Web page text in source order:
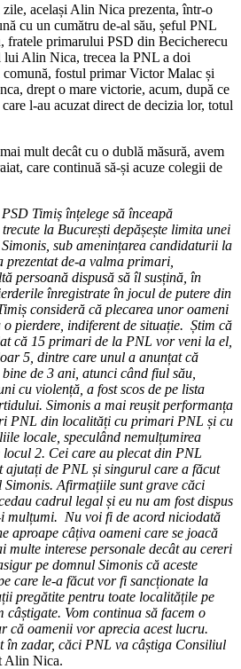
același Alin Nica prezenta, într-o
cu un cumătru de-al său, șeful PNL
fratele primarului PSD din Becicherecu
Alin Nica, trecea la PNL a doi
fostul primar Victor Malac și
drept o mare victorie, acum, după ce
l-au acuzat direct de decizia lor, totul
mult decât cu o dublă măsură, avem
care continuă să-și acuze colegii de
Timiș înțelege să înceapă
la București depășește limita unei
sub amenințarea candidaturii la
prezentat de-a valma primari,
persoană dispusă să îl susțină, în
înregistrate în jocul de putere din
consideră că plecarea unor oameni
pierdere, indiferent de situație. Știm că
că 15 primari de la PNL vor veni la el,
5, dintre care unul a anunțat că
de 3 ani, atunci când fiul său,
cu violență, a fost scos de pe lista
Simonis a mai reușit performanța
PNL din localități cu primari PNL și cu
locale, speculând nemulțumirea
2. Cei care au plecat din PNL
ajutați de PNL și singurul care a făcut
Simonis. Afirmațiile sunt grave căci
cadrul legal și eu nu am fost dispus
i mulțumi. Nu voi fi de acord niciodată
aproape câțiva oameni care se joacă
multe interese personale decât au cereri
pe domnul Simonis că aceste
care le-a făcut vor fi sancționate la
pregătite pentru toate localitățile pe
câștigate. Vom continua să facem o
că oamenii vor aprecia acest lucru.
în zadar, căci PNL va câștiga Consiliul
Alin Nica.